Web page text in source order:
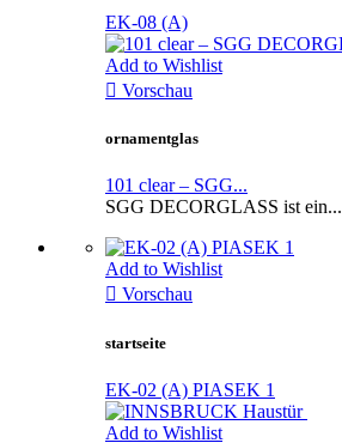
EK-08 (A)
Add to Wishlist
 Vorschau
ornamentglas
101 clear – SGG...
SGG DECORGLASS ist ein...
Add to Wishlist
 Vorschau
startseite
EK-02 (A) PIASEK 1
Add to Wishlist